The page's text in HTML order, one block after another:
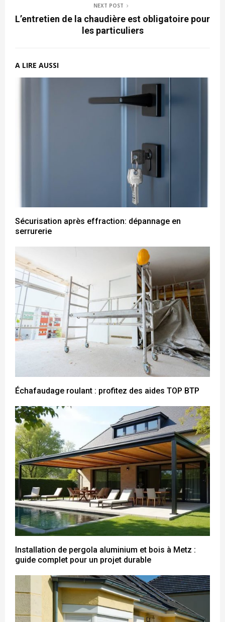
NEXT POST
L’entretien de la chaudière est obligatoire pour
les particuliers
A LIRE AUSSI
Sécurisation après effraction: dépannage en
serrurerie
Échafaudage roulant : profitez des aides TOP BTP
Installation de pergola aluminium et bois à Metz :
guide complet pour un projet durable